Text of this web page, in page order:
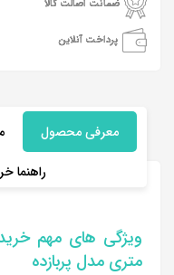
ضمانت اصالت کالا
پرداخت آنلاین
معرفی محصول
راهنما
متری مدل پربازده